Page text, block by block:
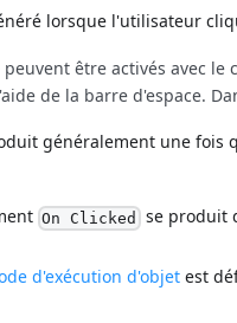
lorsque l'utilisateur
être activés avec
de la barre d'espace.
généralement une fois
On Clicked se produit
d'exécution d'objet est